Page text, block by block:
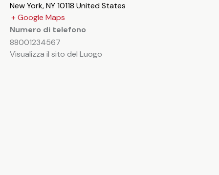
New York,NY10118 United States
+ Google Maps
Numero di telefono
88001234567
Visualizza il sito del Luogo